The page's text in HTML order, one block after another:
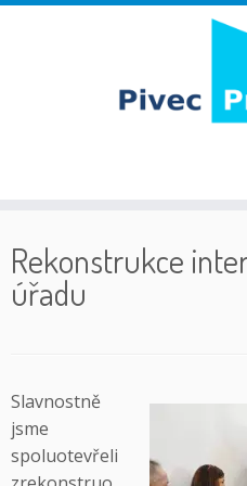
to
content
Rekonstrukce
úřadu
Slavnostně
jsme
spoluotevřeli